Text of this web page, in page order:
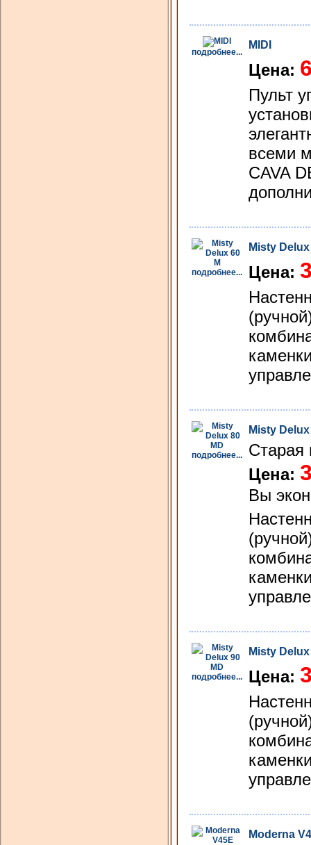
подробнее...
MIDI
Цена:
Пульт
всеми
CAVA
подробнее...
Misty Delux
Цена:
подробнее...
Misty
Цена:
Вы
подробнее...
Misty
Цена:
Moderna